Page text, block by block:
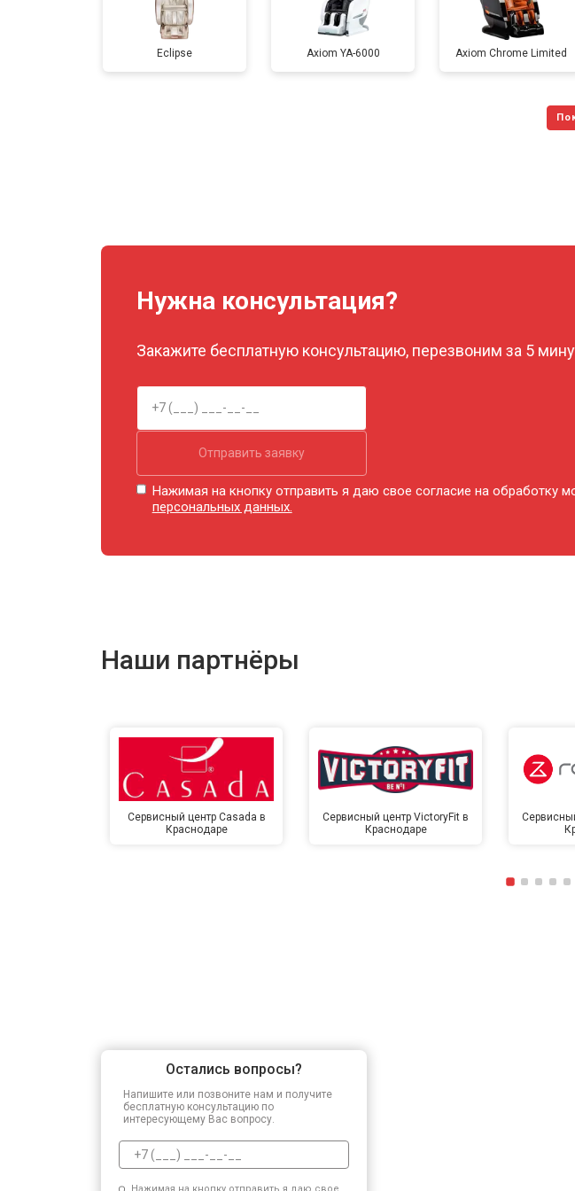
Прошивка
Ремонт пульта управления
Ремонт электропроводки
Ремонт сканера
Ремонт купюроприемника
Eclipse Axiom YA-6000 Axiom Chrome Limited
Нужна консультация?
Закажите бесплатную консультацию, перезвоним за 5
Отправить заявку
Нажимая на кнопку отправить я даю свое согласие на обработку
персональных данных.
Наши партнёры
Сервисный центр Casada в
Краснодаре
Сервисный центр VictoryFit в
Краснодаре
Остались вопросы?
Напишите или позвоните нам и получите
бесплатную консультацию по
интересующему Вас вопросу.
Нажимая на кнопку отправить я даю свое